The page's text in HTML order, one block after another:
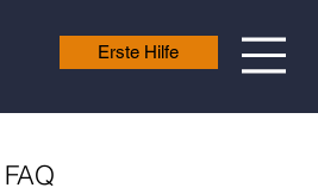
Erste Hilfe
FAQ